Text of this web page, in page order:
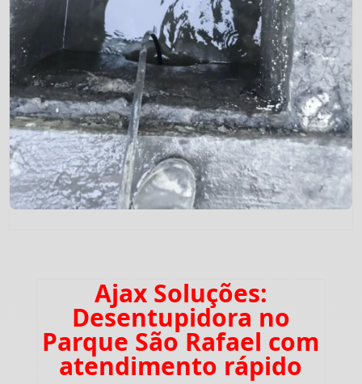
Ajax Soluções:
Desentupidora no
Parque São Rafael com
atendimento rápido